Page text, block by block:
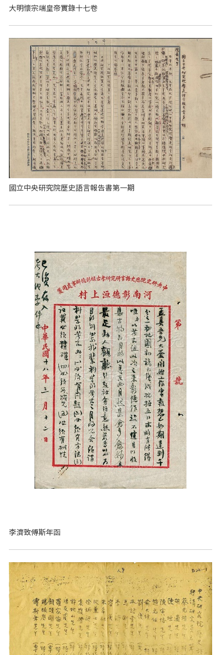
大明懷宗端皇帝實錄十七卷
國立中央研究院歷史語言報告書第一期
李濟致傅斯年函